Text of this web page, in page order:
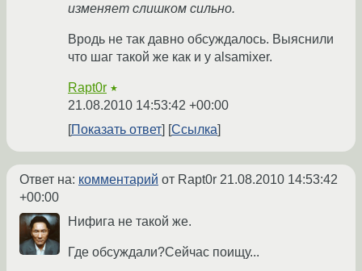
изменяет слишком сильно.
Вродь не так давно обсуждалось. Выяснили
что шаг такой же как и у alsamixer.
Rapt0r ★
21.08.2010 14:53:42 +00:00
Показать ответ
Ссылка
Ответ на: комментарий от Rapt0r 21.08.2010 14:53:42
+00:00
Нифига не такой же.
Где обсуждали?Сейчас поищу...